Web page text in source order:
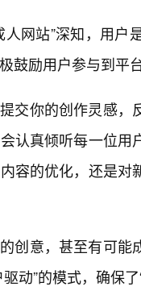
人网站”深知，用
鼓励用户参与到平
交你的创作灵感，
认真倾听每一位
容的优化，还是
创意，甚至有可能
动”的模式，确保